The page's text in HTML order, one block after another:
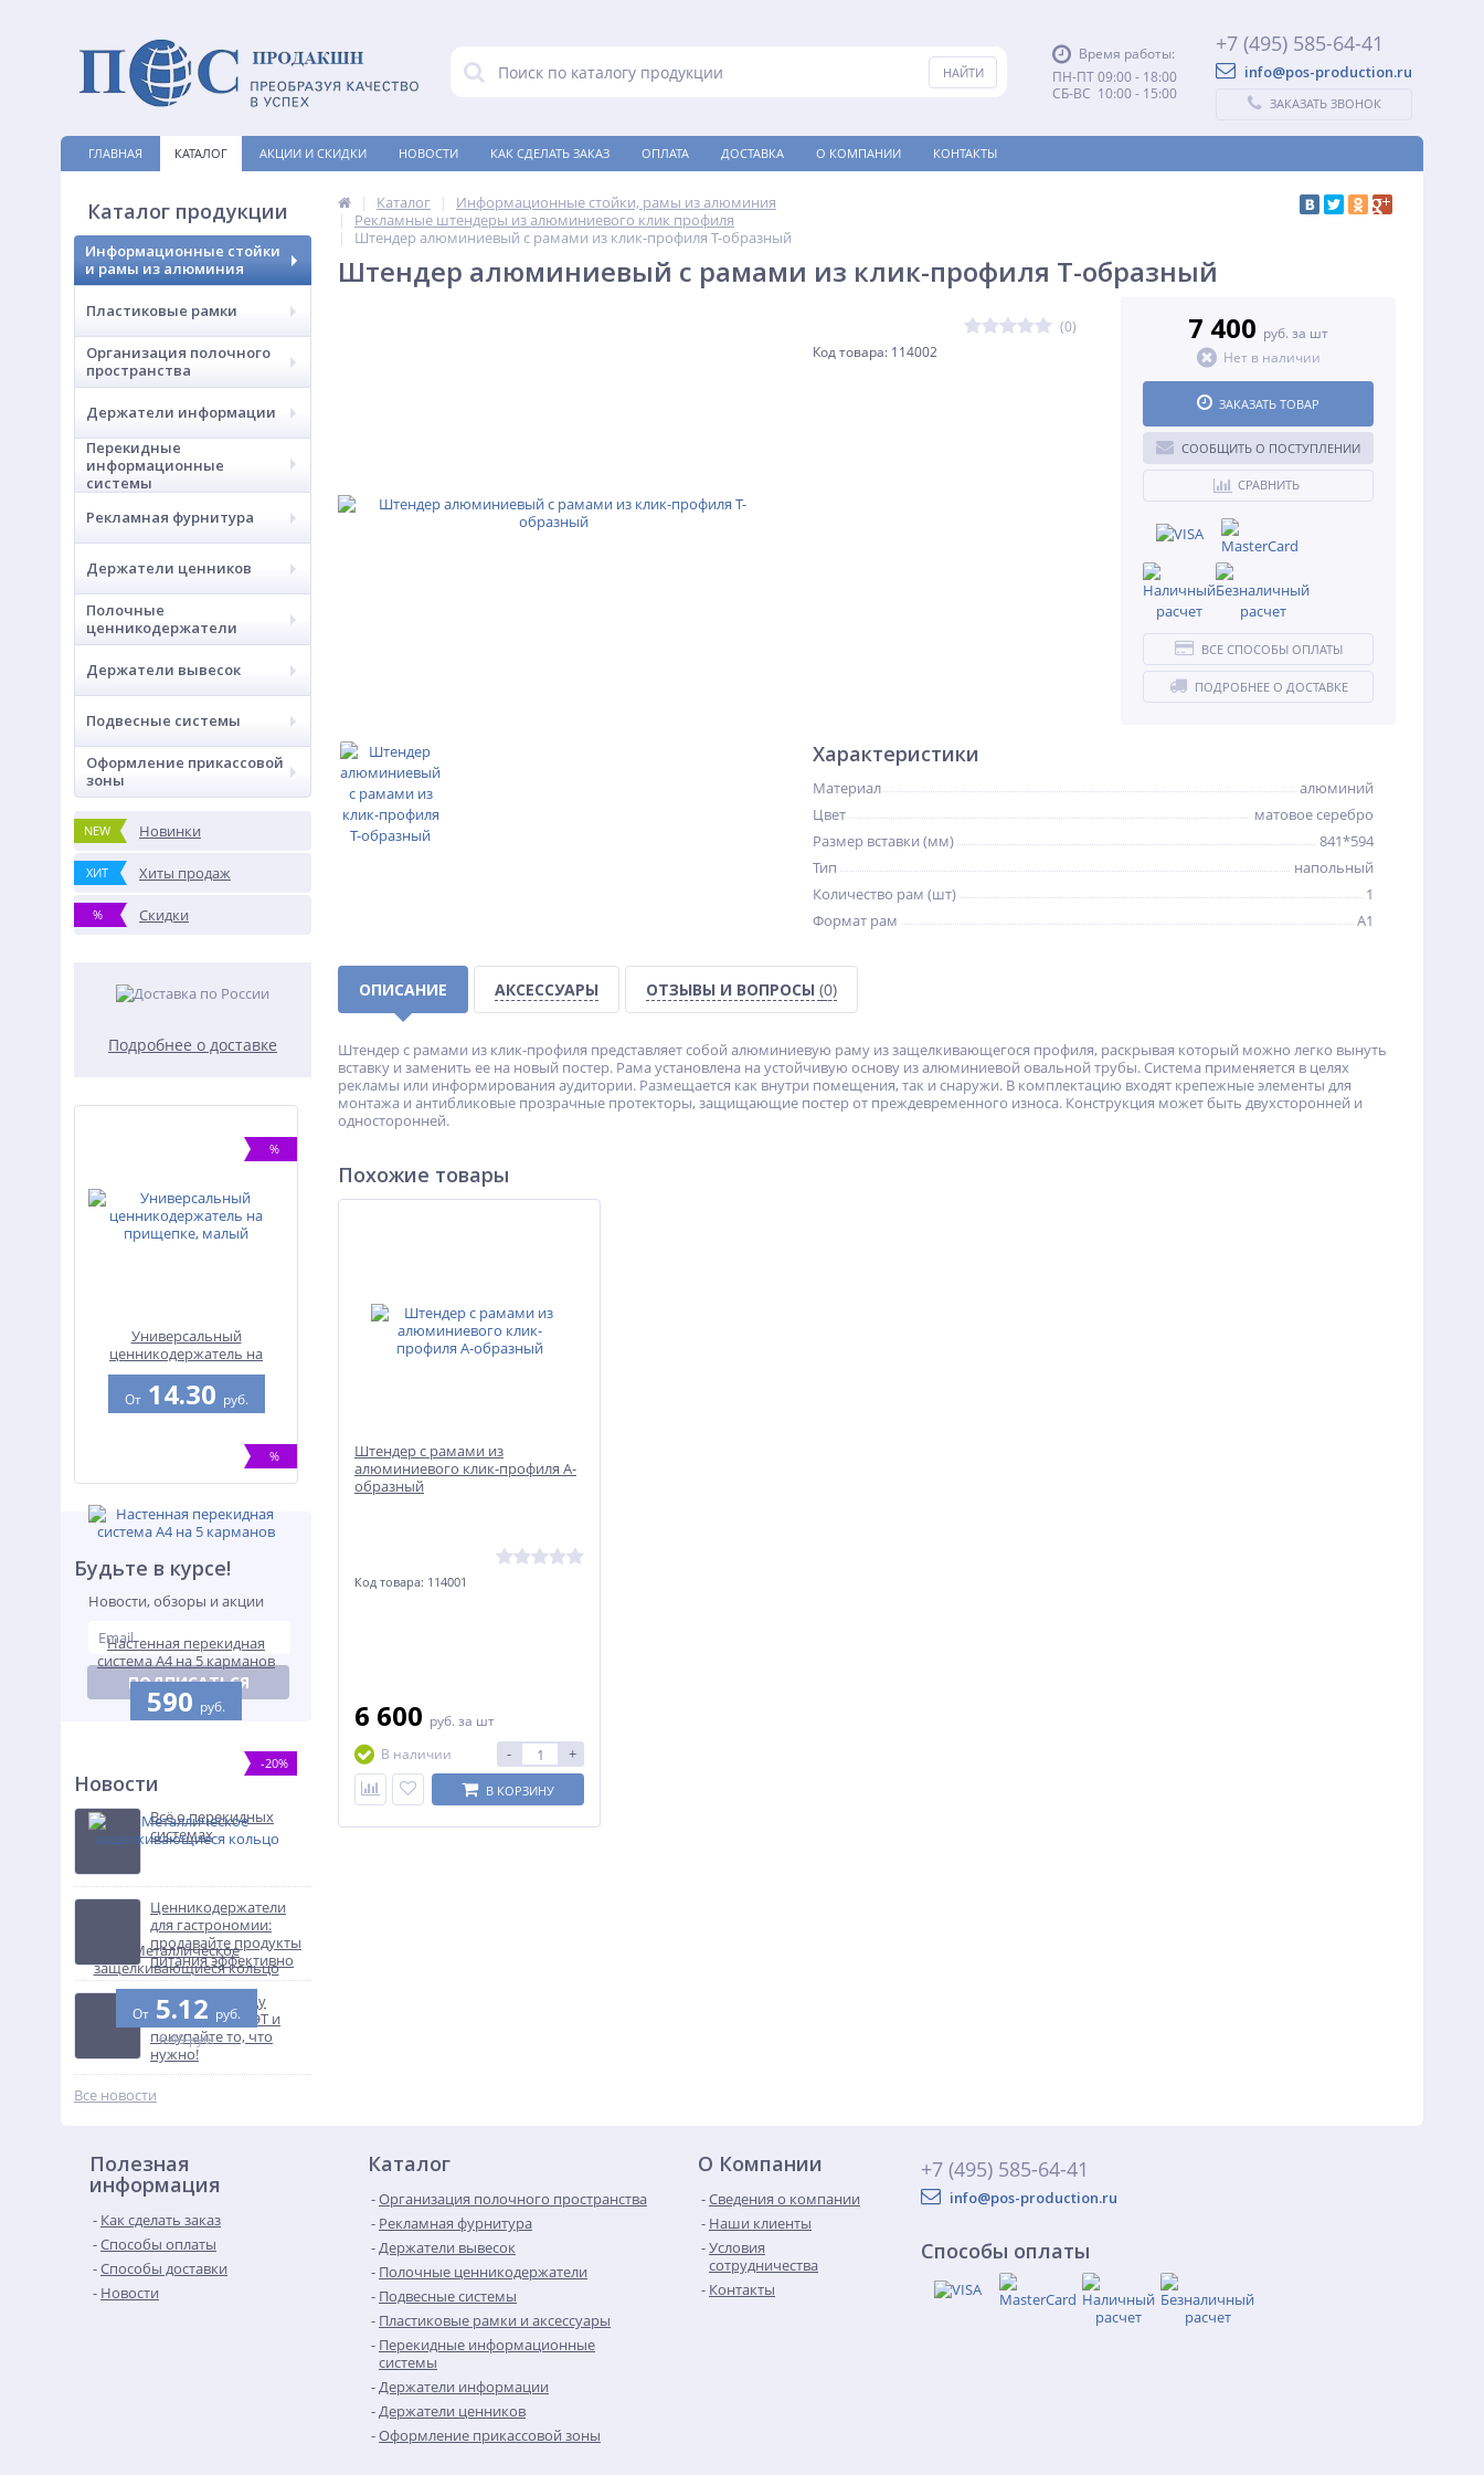
Время работы:
ПН-ПТ 09:00 - 18:00
СБ-ВС 10:00 - 15:00
+7 (495) 585-64-41
info@pos-production.ru
ЗАКАЗАТЬ ЗВОНОК
ГЛАВНАЯ КАТАЛОГ АКЦИИ И СКИДКИ НОВОСТИ КАК СДЕЛАТЬ ЗАКАЗ ОПЛАТА ДОСТАВКА О КОМПАНИИ КОНТАКТЫ
Каталог продукции
Информационные стойки
и рамы из алюминия
Пластиковые рамки
Организация полочного
пространства
Держатели информации
Перекидные
информационные
системы
Рекламная фурнитура
Держатели ценников
Полочные
ценникодержатели
Держатели вывесок
Подвесные системы
Оформление прикассовой
зоны
NEW Новинки
ХИТ Хиты продаж
% Скидки
Подробнее о доставке
%
Универсальный
ценникодержатель на
прищепке, малый
От14.30 руб.
%
Настенная перекидная
система А4 на 5 карманов
590 руб.
-20%
Металлическое
защелкивающиеся кольцо
От5.12 руб.
6.40 руб.
Будьте в курсе!
Новости, обзоры и акции
ПОДПИСАТЬСЯ
Новости
Всё о перекидных
системах
Ценникодержатели
для гастрономии:
продавайте продукты
питания эффективно
Узнайте разницу
между ПВХ и ПЭТ и
покупайте то, что
нужно!
Все новости
Каталог
Информационные стойки, рамы из алюминия
Рекламные штендеры из алюминиевого клик профиля
Штендер алюминиевый с рамами из клик-профиля T-образный
Штендер алюминиевый с рамами из клик-профиля T-образный
(0)
Код товара: 114002
7 400 руб. за шт
Нет в наличии
ЗАКАЗАТЬ ТОВАР
СООБЩИТЬ О ПОСТУПЛЕНИИ
СРАВНИТЬ
ВСЕ СПОСОБЫ ОПЛАТЫ
ПОДРОБНЕЕ О ДОСТАВКЕ
Характеристики
Материал
алюминий
Цвет
матовое серебро
Размер вставки (мм)
841*594
Тип
напольный
Количество рам (шт)
1
Формат рам
А1
ОПИСАНИЕ АКСЕССУАРЫ ОТЗЫВЫ И ВОПРОСЫ (0)
Штендер с рамами из клик-профиля представляет собой алюминиевую раму из защелкивающегося профиля, раскрывая который можно легко вынуть
вставку и заменить ее на новый постер. Рама установлена на устойчивую основу из алюминиевой овальной трубы. Система применяется в целях
рекламы или информирования аудитории. Размещается как внутри помещения, так и снаружи. В комплектацию входят крепежные элементы для
монтажа и антибликовые прозрачные протекторы, защищающие постер от преждевременного износа. Конструкция может быть двухсторонней и
односторонней.
Похожие товары
Штендер с рамами из
алюминиевого клик-профиля A-
образный
Код товара: 114001
6 600 руб. за шт
В наличии
- +
В КОРЗИНУ
Полезная
информация
Как сделать заказ
Способы оплаты
Способы доставки
Новости
Каталог
Организация полочного пространства
Рекламная фурнитура
Держатели вывесок
Полочные ценникодержатели
Подвесные системы
Пластиковые рамки и аксессуары
Перекидные информационные
системы
Держатели информации
Держатели ценников
Оформление прикассовой зоны
О Компании
Сведения о компании
Наши клиенты
Условия
сотрудничества
Контакты
+7 (495) 585-64-41
info@pos-production.ru
Способы оплаты